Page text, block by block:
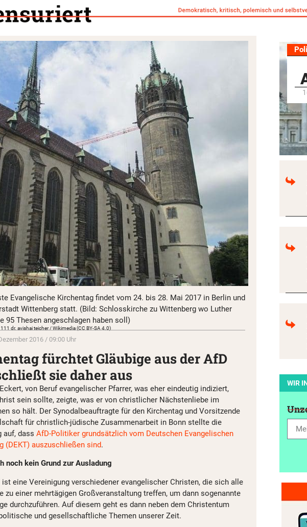
Evangelische Kirchentag findet vom 24. bis 28. Mai 2017 in Berlin und
Wittenberg statt. (Bild: Schlosskirche zu Wittenberg wo Luther
95 Thesen angeschlagen haben soll)
dr. avishai teicher / Wikimedia (CC BY-SA 4.0)
2016 / 09:00 Uhr
fürchtet Gläubige aus der AfD
sie daher aus
von Beruf evangelischer Pfarrer, was eher eindeutig indiziert,
sein sollte, zeigte, was er von christlicher Nächstenliebe im
so hält. Der Synodalbeauftragte für den Kirchentag und Vorsitzende
für christlich-jüdische Zusammenarbeit in Bonn stellte die
auf, dass AfD-Politiker grundsätzlich vom Deutschen Evangelischen
(DEKT) auszuschließen sind.
noch kein Grund zur Ausladung
ist eine Vereinigung verschiedener evangelischer Christen, die sich alle
zu einer mehrtägigen Großveranstaltung treffen, um dann sogenannte
durchzuführen. Auf diesem geht es dann neben dem Christentum
und gesellschaftliche Themen unserer Zeit.
WIR